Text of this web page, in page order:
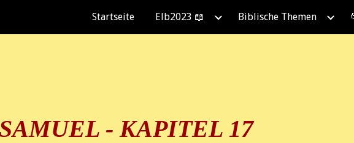
Skip to navigation
Startseite Elb2023 📖 Biblische Themen
- KAPITEL 17